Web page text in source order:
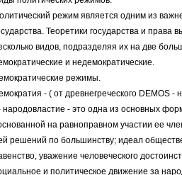
режим является одним из
Теоретики государства и права
видов, подразделяя их на две
и недемократические.
режимы.
- ( от древнегреческого DEMOS -
народовластие - это одна из основных
на равноправном участии ее
решений по большинству; идеал
уважение человеческого
и политическое движение за